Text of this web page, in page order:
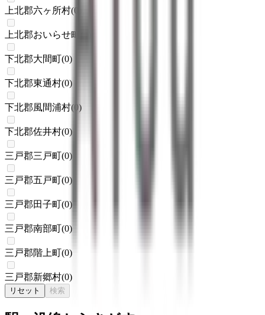
上北郡六ヶ所村(0
上北郡おいらせ町
下北郡大間町(0)
下北郡東通村(0)
下北郡風間浦村(0)
下北郡佐井村(0)
三戸郡三戸町(0)
三戸郡五戸町(0)
三戸郡田子町(0)
三戸郡南部町(0)
三戸郡階上町(0)
三戸郡新郷村(0)
リセット 検索